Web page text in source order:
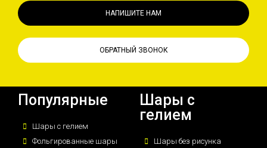
НАПИШИТЕ НАМ
ОБРАТНЫЙ ЗВОНОК
Популярные
Шары с гелием
Фольгированные шары
Шары с
гелием
Шары без рисунка